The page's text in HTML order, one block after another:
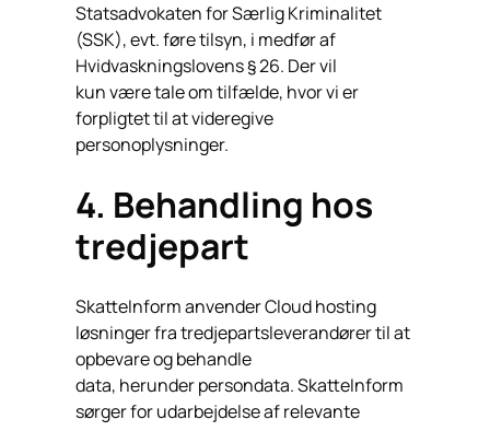
Statsadvokaten for Særlig Kriminalitet
(SSK), evt. føre tilsyn, i medfør af
Hvidvaskningslovens § 26. Der vil
kun være tale om tilfælde, hvor vi er
forpligtet til at videregive
personoplysninger.
4. Behandling hos
tredjepart
SkatteInform anvender Cloud hosting
løsninger fra tredjepartsleverandører til at
opbevare og behandle
data, herunder persondata. SkatteInform
sørger for udarbejdelse af relevante